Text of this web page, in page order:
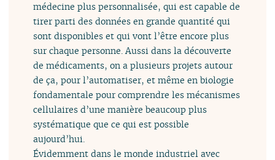
médecine plus personnalisée, qui est capable de
tirer parti des données en grande quantité qui
sont disponibles et qui vont l’être encore plus
sur chaque personne. Aussi dans la découverte
de médicaments, on a plusieurs projets autour
de ça, pour l’automatiser, et même en biologie
fondamentale pour comprendre les mécanismes
cellulaires d’une manière beaucoup plus
systématique que ce qui est possible
aujourd’hui.
Évidemment dans le monde industriel avec